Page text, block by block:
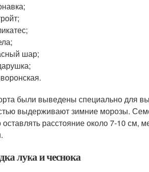
шар;
были выведены специально для
выдерживают зимние морозы.
оставлять расстояние около 7-10 см,
лука и чеснока